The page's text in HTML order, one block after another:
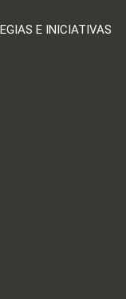
E INICIATIVAS